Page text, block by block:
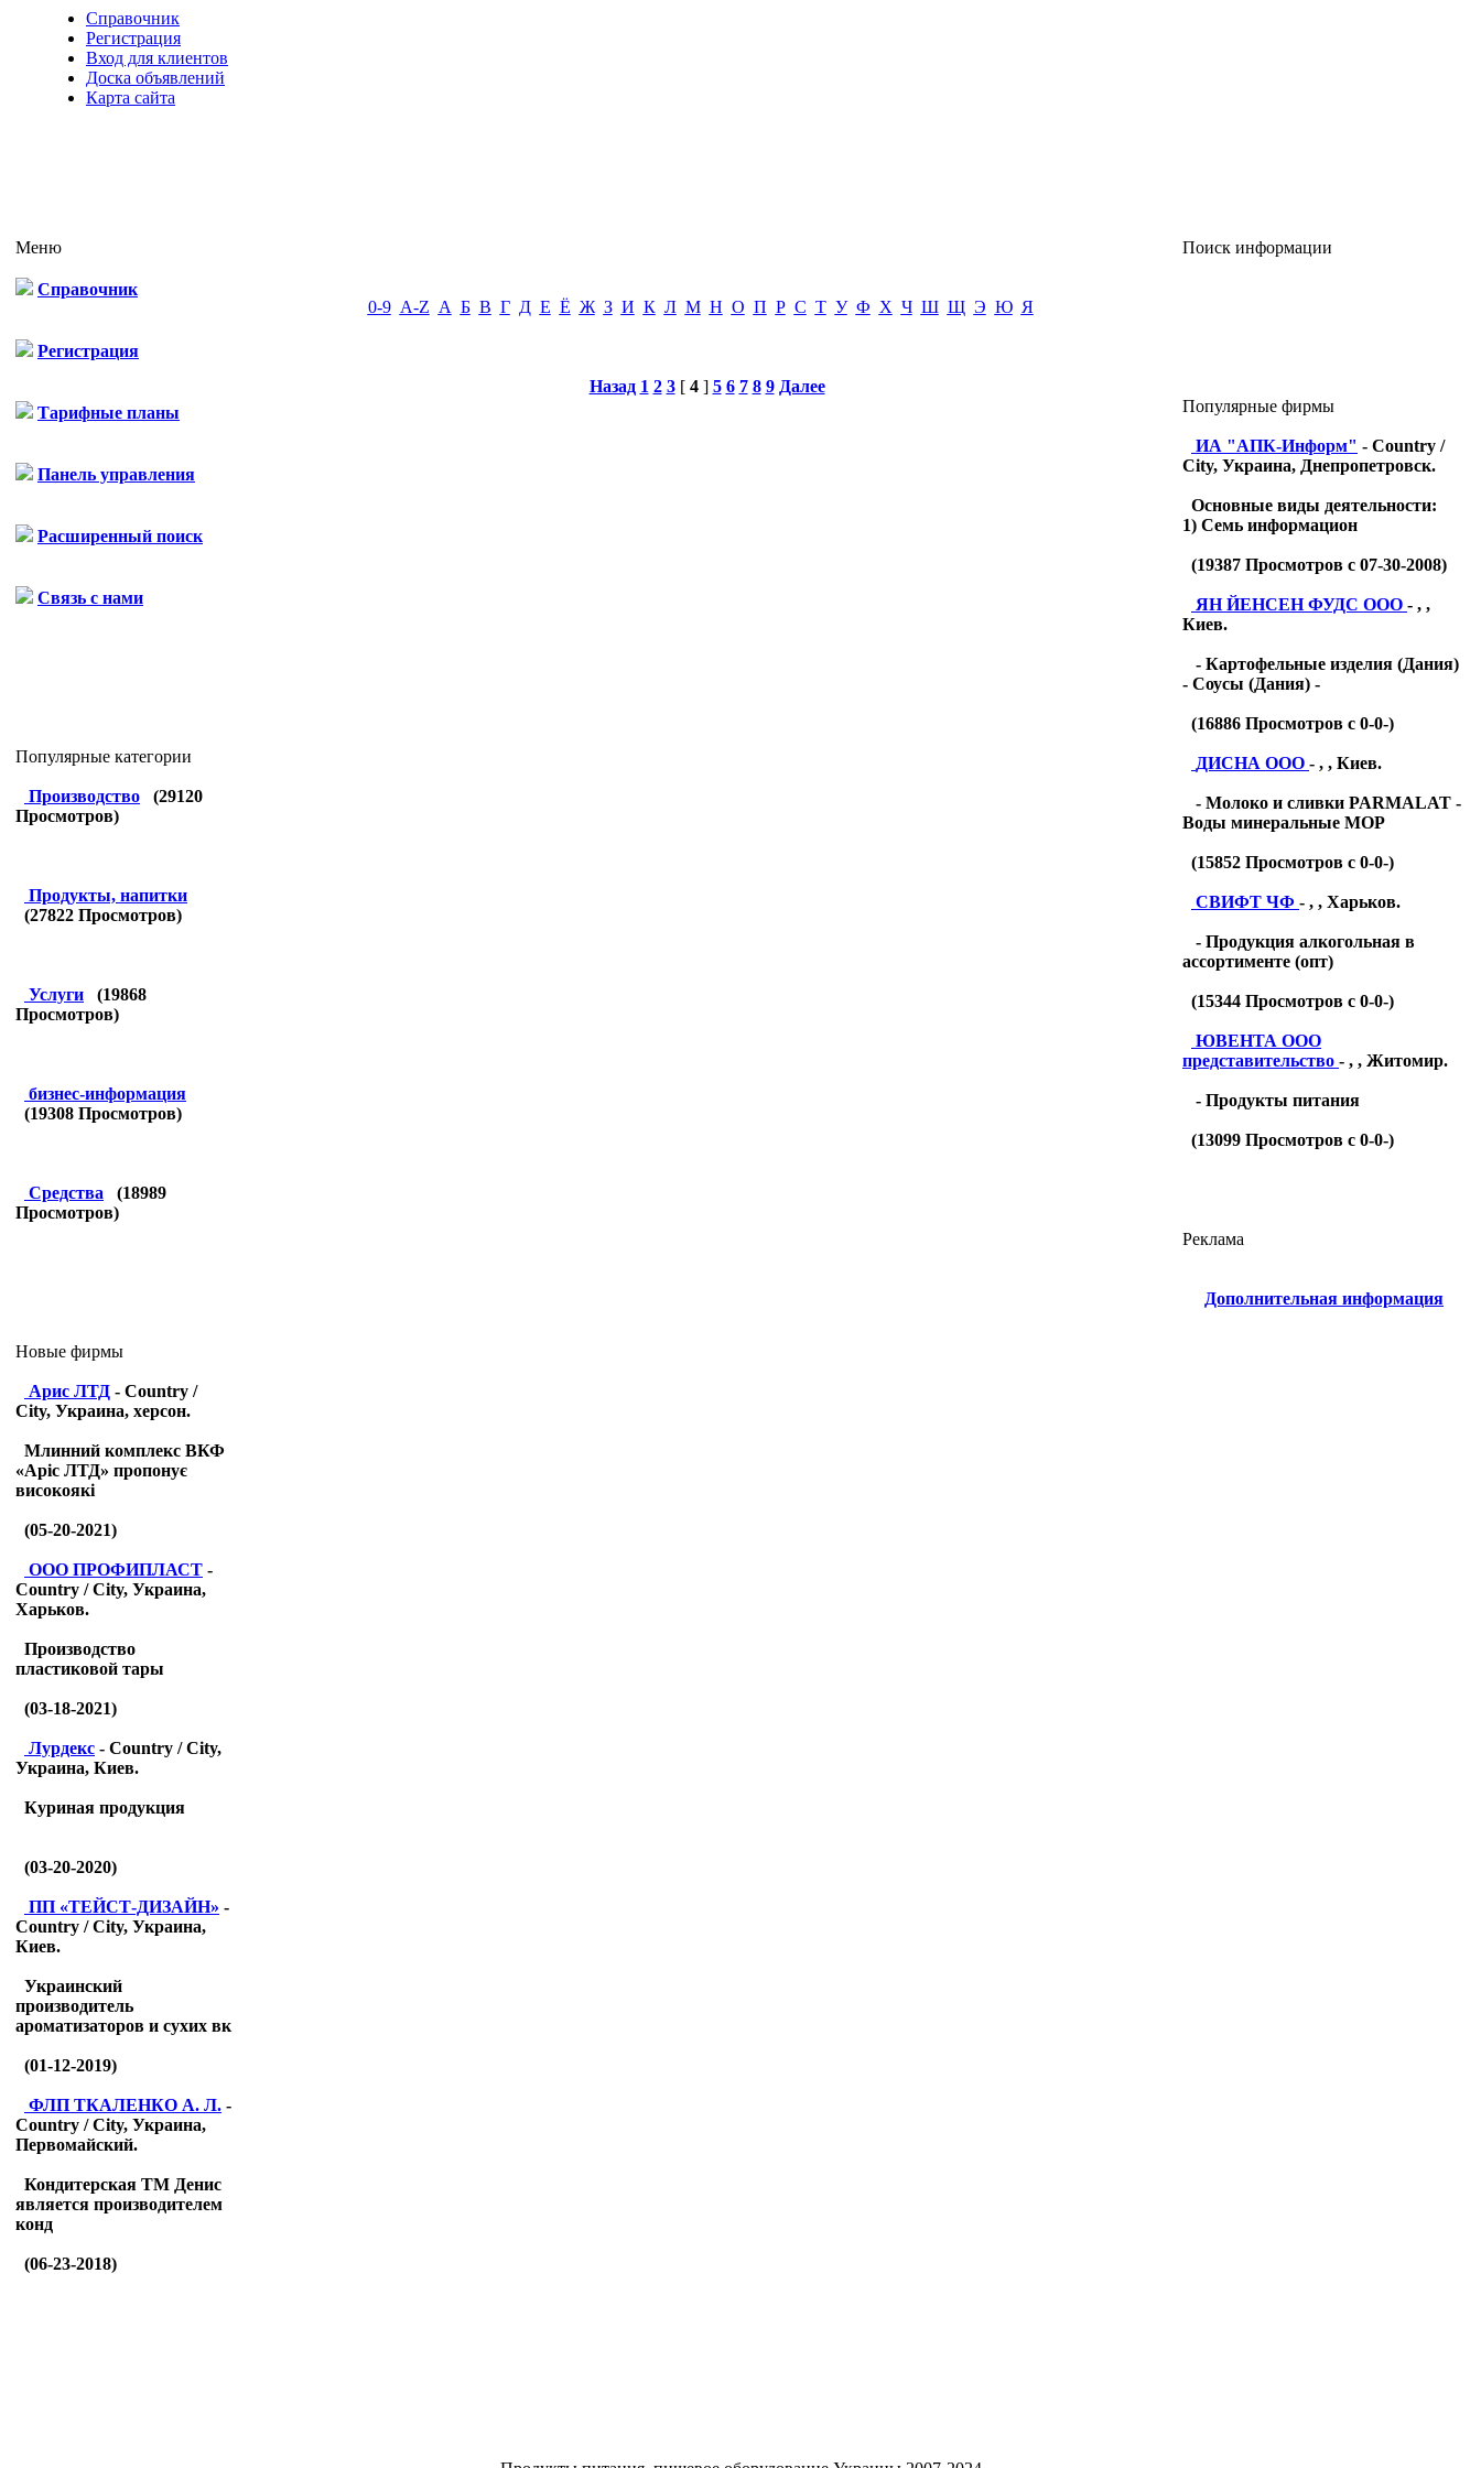
Справочник
Регистрация
Вход для клиентов
Доска объявлений
Карта сайта
Меню
Справочник
Регистрация
Тарифные планы
Панель управления
Расширенный поиск
Связь с нами
Популярные категории
Производство (29120
Просмотров)
Продукты, напитки
(27822 Просмотров)
Услуги (19868
Просмотров)
бизнес-информация
(19308 Просмотров)
Средства (18989
Просмотров)
Новые фирмы
Арис ЛТД - Country /
City, Украина, херсон.
Млинний комплекс ВКФ
«Аріс ЛТД» пропонує
високоякі
(05-20-2021)
ООО ПРОФИПЛАСТ -
Country / City, Украина,
Харьков.
Производство
пластиковой тары
(03-18-2021)
Лурдекс - Country / City,
Украина, Киев.
Куриная продукция
(03-20-2020)
ПП «ТЕЙСТ-ДИЗАЙН» -
Country / City, Украина,
Киев.
Украинский
производитель
ароматизаторов и сухих вк
(01-12-2019)
ФЛП ТКАЛЕНКО А. Л. -
Country / City, Украина,
Первомайский.
Кондитерская ТМ Денис
является производителем
конд
(06-23-2018)
0-9 A-Z А Б В Г Д Е Ё Ж З И К Л М Н О П Р С Т У Ф Х Ч Ш Щ Э Ю Я
Назад 1 2 3[ 4] 5 6 7 8 9 Далее
Поиск информации
Популярные фирмы
ИА "АПК-Информ" - Country /
City, Украина, Днепропетровск.
Основные виды деятельности:
1) Семь информацион
(19387 Просмотров с 07-30-2008)
ЯН ЙЕНСЕН ФУДС ООО - , ,
Киев.
- Картофельные изделия (Дания)
- Соусы (Дания) -
(16886 Просмотров с 0-0-)
ДИСНА ООО - , , Киев.
- Молоко и сливки PARMALAT -
Воды минеральные МОР
(15852 Просмотров с 0-0-)
СВИФТ ЧФ - , , Харьков.
- Продукция алкогольная в
ассортименте (опт)
(15344 Просмотров с 0-0-)
ЮВЕНТА ООО
представительство - , , Житомир.
- Продукты питания
(13099 Просмотров с 0-0-)
Реклама
Дополнительная информация